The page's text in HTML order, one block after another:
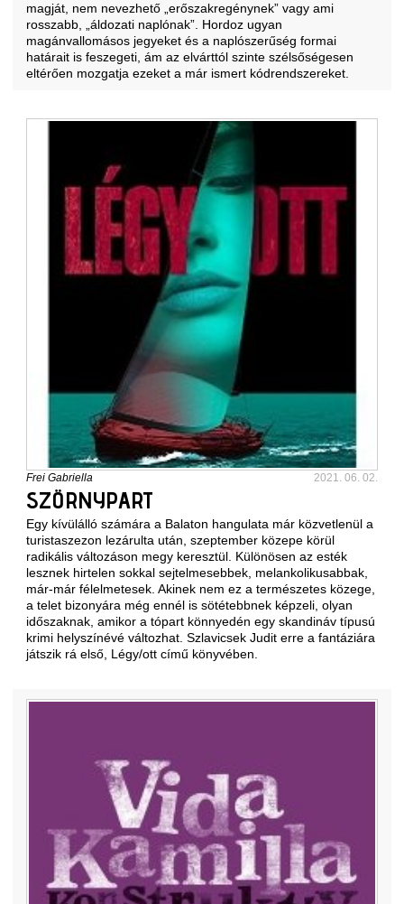
magját, nem nevezhető „erőszakregénynek” vagy ami
rosszabb, „áldozati naplónak”. Hordoz ugyan
magánvallomásos jegyeket és a naplószerűség formai
határait is feszegeti, ám az elvárttól szinte szélsőségesen
eltérően mozgatja ezeket a már ismert kódrendszereket.
Frei Gabriella 2021. 06. 02.
SZÖRNYPART
Egy kívülálló számára a Balaton hangulata már közvetlenül a
turistaszezon lezárulta után, szeptember közepe körül
radikális változáson megy keresztül. Különösen az esték
lesznek hirtelen sokkal sejtelmesebbek, melankolikusabbak,
már-már félelmetesek. Akinek nem ez a természetes közege,
a telet bizonyára még ennél is sötétebbnek képzeli, olyan
időszaknak, amikor a tópart könnyedén egy skandináv típusú
krimi helyszínévé változhat. Szlavicsek Judit erre a fantáziára
játszik rá első, Légy/ott című könyvében.